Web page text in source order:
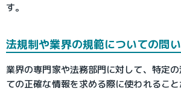
す。
法規制や業界の規範についての問
業界の専門家や法務部門に対して、特定
ての正確な情報を求める際に使われること